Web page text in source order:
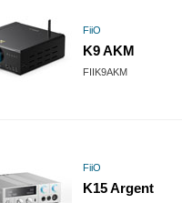
FiiO
K9 AKM
FIIK9AKM
FiiO
K15 Argent